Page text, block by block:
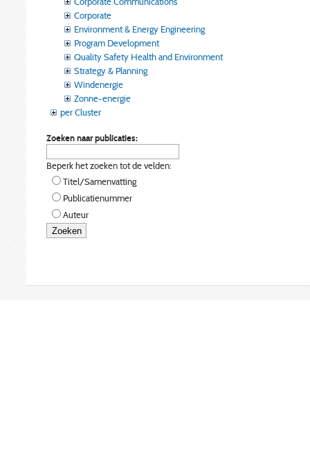
Corporate
Environment & Energy Engineering
Program Development
Quality Safety Health and Environment
Strategy & Planning
Windenergie
Zonne-energie
per Cluster
Zoeken naar publicaties:
Beperk het zoeken tot de velden:
Titel/Samenvatting
Publicatienummer
Auteur